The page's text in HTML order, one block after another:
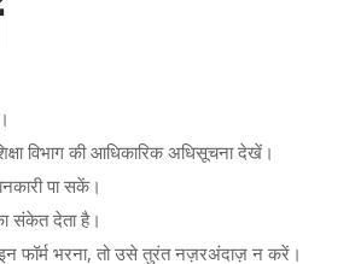
विभाग की आधिकारिक अधिसूचना देखें।
पा सकें।
संकेत देता है।
फॉर्म भरना, तो उसे तुरंत नज़रअंदाज़ न करें।